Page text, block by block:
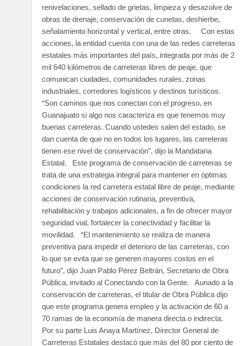
renivelaciones, sellado de grietas, limpieza y desazolve de
obras de drenaje, conservación de cunetas, deshierbe,
señalamiento horizontal y vertical, entre otras. Con estas
acciones, la entidad cuenta con una de las redes carreteras
estatales más importantes del país, integrada por más de 2
mil 640 kilómetros de carreteras libres de peaje, que
comunican ciudades, comunidades rurales, zonas
industriales, corredores logísticos y destinos turísticos.
“Son caminos que nos conectan con el progreso, en
Guanajuato si algo nos caracteriza es que tenemos muy
buenas carreteras. Cuando ustedes salen del estado, se
dan cuenta de que no en todos los lugares, las carreteras
tienen ese nivel de conservación”, dijo la Mandataria
Estatal. Este programa de conservación de carreteras se
trata de una estrategia integral para mantener en óptimas
condiciones la red carretera estatal libre de peaje, mediante
acciones de conservación rutinaria, preventiva,
rehabilitación y trabajos adicionales, a fin de ofrecer mayor
seguridad vial, fortalecer la conectividad y facilitar la
movilidad. “El mantenimiento se realiza de manera
preventiva para impedir el deterioro de las carreteras, con
lo que se evita que se generen mayores costos en el
futuro”, dijo Juan Pablo Pérez Beltrán, Secretario de Obra
Pública, invitado al Conectando con la Gente. Aunado a la
conservación de carreteras, el titular de Obra Pública dijo
que este programa genera empleo y la activación de 60 a
70 ramas de la economía de manera directa o indirecta.
Por su parte Luis Anaya Martínez, Director General de
Carreteras Estatales destacó que más del 80 por ciento de